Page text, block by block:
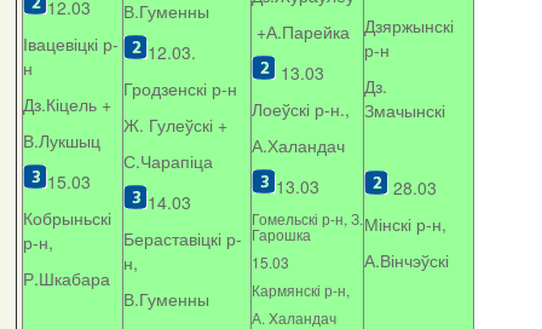
12.03
Івацевіцкі р-
н
Дз.Кіцель +
В.Лукшыц
15.03
Кобрыньскі
р-н,
Р.Шкабара
В.Гуменны
12.03.
Гродзенскі р-н
Ж. Гулеўскі +
С.Чарапіца
14.03
Бераставіцкі р-
н,
В.Гуменны
+А.Парейка
13.03
Лоеўскі р-н.,
А.Халандач
13.03
Гомельскі р-н, З.
Гарошка
15.03
Кармянскі р-н,
А. Xаландач
Дзяржынскі
р-н
Дз.
Змачынскі
28.03
Мінскі р-н,
А.Вінчэўскі